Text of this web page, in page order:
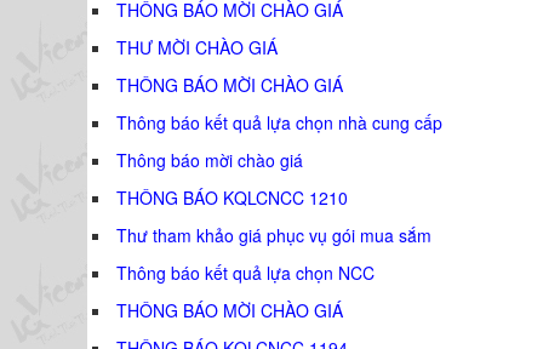
THÔNG BÁO MỜI CHÀO GIÁ
THƯ MỜI CHÀO GIÁ
THÔNG BÁO MỜI CHÀO GIÁ
Thông báo kết quả lựa chọn nhà cung cấp
Thông báo mời chào giá
THÔNG BÁO KQLCNCC 1210
Thư tham khảo giá phục vụ gói mua sắm
Thông báo kết quả lựa chọn NCC
THÔNG BÁO MỜI CHÀO GIÁ